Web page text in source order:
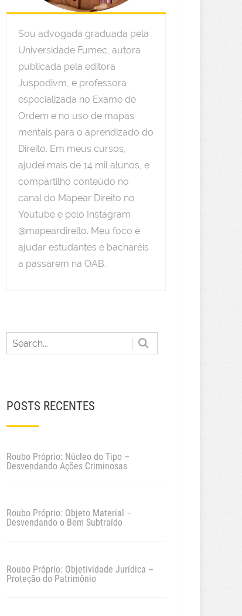
Sou advogada graduada pela
Universidade Fumec, autora
publicada pela editora
Juspodivm, e professora
especializada no Exame de
Ordem e no uso de mapas
mentais para o aprendizado do
Direito. Em meus cursos,
ajudei mais de 14 mil alunos, e
compartilho conteúdo no
canal do Mapear Direito no
Youtube e pelo Instagram
@mapeardireito. Meu foco é
ajudar estudantes e bacharéis
a passarem na OAB.
POSTS RECENTES
Roubo Próprio: Núcleo do Tipo –
Desvendando Ações Criminosas
Roubo Próprio: Objeto Material –
Desvendando o Bem Subtraído
Roubo Próprio: Objetividade Jurídica –
Proteção do Patrimônio